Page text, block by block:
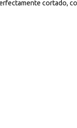
cortado,